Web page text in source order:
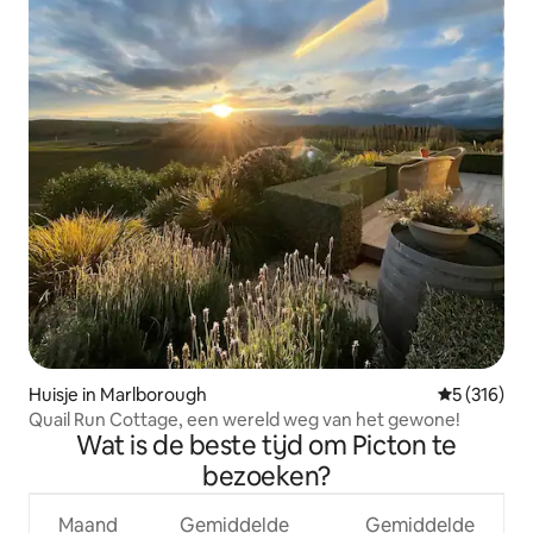
Huisje in Marlborough
5 (316)
Quail Run Cottage, een wereld weg van het gewone!
Wat is de beste tijd om Picton te
bezoeken?
Maand Gemiddelde Gemiddelde